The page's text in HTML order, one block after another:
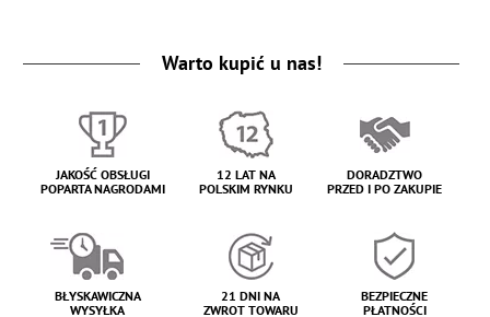
Warto kupić u nas!
JAKOŚĆ OBSŁUGI
POPARTA NAGRODAMI
12 LAT NA
POLSKIM RYNKU
DORADZTWO
PRZED I PO ZAKUPIE
BŁYSKAWICZNA
WYSYŁKA
21 DNI NA
ZWROT TOWARU
BEZPIECZNE
PŁATNOŚCI